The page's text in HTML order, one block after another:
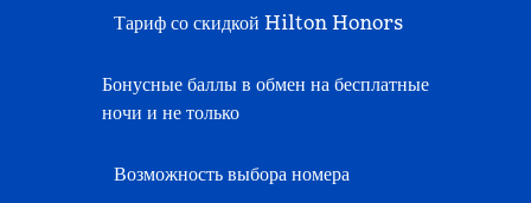
Тариф со скидкой Hilton Honors
Бонусные баллы в обмен на бесплатные
ночи и не только
Возможность выбора номера